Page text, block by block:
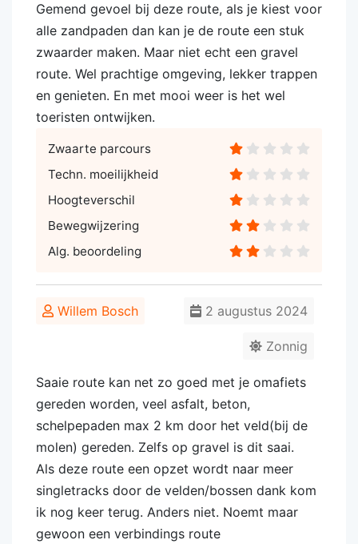
Gemend gevoel bij deze route, als je kiest voor
alle zandpaden dan kan je de route een stuk
zwaarder maken. Maar niet echt een gravel
route. Wel prachtige omgeving, lekker trappen
en genieten. En met mooi weer is het wel
toeristen ontwijken.
Zwaarte parcours
Techn. moeilijkheid
Hoogteverschil
Bewegwijzering
Alg. beoordeling
Willem Bosch 2 augustus 2024
Zonnig
Saaie route kan net zo goed met je omafiets
gereden worden, veel asfalt, beton,
schelpepaden max 2 km door het veld(bij de
molen) gereden. Zelfs op gravel is dit saai.
Als deze route een opzet wordt naar meer
singletracks door de velden/bossen dank kom
ik nog keer terug. Anders niet. Noemt maar
gewoon een verbindings route